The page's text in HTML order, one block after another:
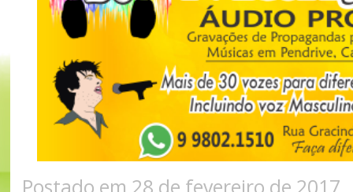
Postado em 28 de fevereiro de 2017